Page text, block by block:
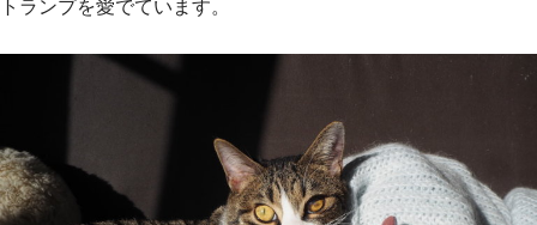
トランプを愛でています。